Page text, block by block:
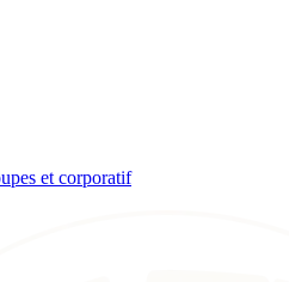
et corporatif